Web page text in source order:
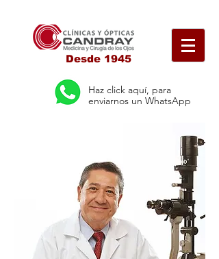
Desde 1945
Haz click aquí, para
enviarnos un WhatsApp